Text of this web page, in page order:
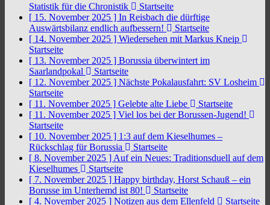
Statistik für die Chronistik
Startseite
[ 15. November 2025 ] In Reisbach die dürftige
Auswärtsbilanz endlich aufbessern!
Startseite
[ 14. November 2025 ] Wiedersehen mit Markus Kneip
Startseite
[ 13. November 2025 ] Borussia überwintert im
Saarlandpokal
Startseite
[ 12. November 2025 ] Nächste Pokalausfahrt: SV Losheim
Startseite
[ 11. November 2025 ] Gelebte alte Liebe
Startseite
[ 11. November 2025 ] Viel los bei der Borussen-Jugend!
Startseite
[ 10. November 2025 ] 1:3 auf dem Kieselhumes –
Rückschlag für Borussia
Startseite
[ 8. November 2025 ] Auf ein Neues: Traditionsduell auf dem
Kieselhumes
Startseite
[ 7. November 2025 ] Happy birthday, Horst Schauß – ein
Borusse im Unterhemd ist 80!
Startseite
[ 4. November 2025 ] Notizen aus dem Ellenfeld
Startseite